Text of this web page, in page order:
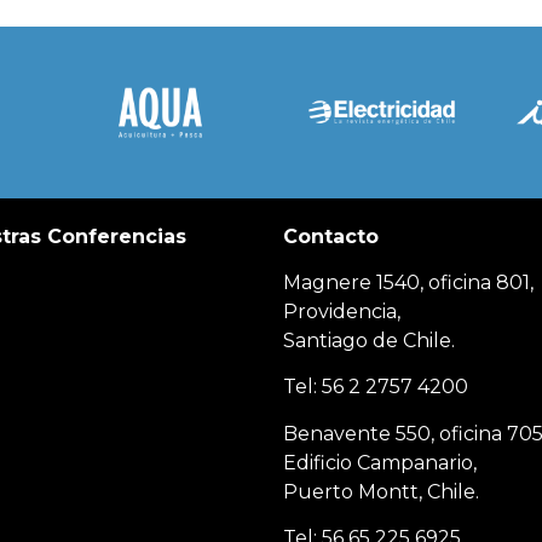
Conferencias Contacto
Magnere 1540, oficina 801,
Providencia,
Santiago de Chile.
Tel: 56 2 2757 4200
Benavente 550, oficina
Edificio Campanario,
Puerto Montt, Chile.